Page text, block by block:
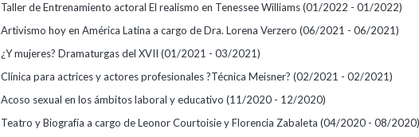
Taller de Entrenamiento actoral El realismo en Tenessee Williams(01/2022 - 01/2022)
Artivismo hoy en América Latina a cargo de Dra. Lorena Verzero (06/2021 - 06/2021)
¿Y mujeres? Dramaturgas del XVII (01/2021 - 03/2021)
Clínica para actrices y actores profesionales ?Técnica Meisner? (02/2021 - 02/2021)
Acoso sexual en los ámbitos laboral y educativo (11/2020 - 12/2020)
Teatro y Biografía a cargo de Leonor Courtoisie y Florencia Zabaleta (04/2020 - 08/2020)